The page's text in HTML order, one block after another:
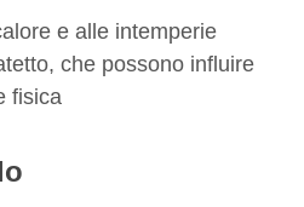
e alle intemperie
che possono influire
fisica